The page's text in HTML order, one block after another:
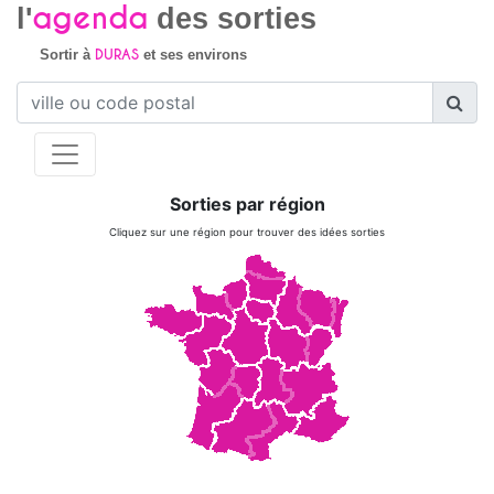
l'agenda des sorties
Sortir à DURASet ses environs
Sorties par région
Cliquez sur une région pour trouver des idées sorties